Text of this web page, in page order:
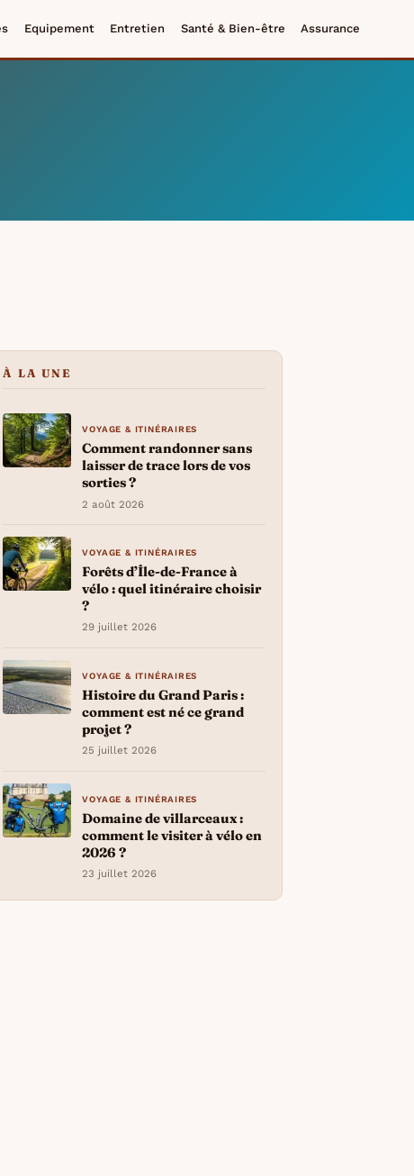
Equipement Entretien Santé & Bien-être Assurance
À LA UNE
VOYAGE & ITINÉRAIRES
Comment randonner sans
laisser de trace lors de vos
sorties ?
2 août 2026
VOYAGE & ITINÉRAIRES
Forêts d’Île-de-France à
vélo : quel itinéraire choisir
?
29 juillet 2026
VOYAGE & ITINÉRAIRES
Histoire du Grand Paris :
comment est né ce grand
projet ?
25 juillet 2026
VOYAGE & ITINÉRAIRES
Domaine de villarceaux :
comment le visiter à vélo en
2026 ?
23 juillet 2026